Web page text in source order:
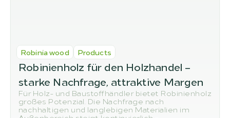
Robinia wood Products
Robinienholz für den Holzhandel –
starke Nachfrage, attraktive Margen
Für Holz- und Baustoffhändler bietet Robinienholz
großes Potenzial. Die Nachfrage nach
nachhaltigen und langlebigen Materialien im